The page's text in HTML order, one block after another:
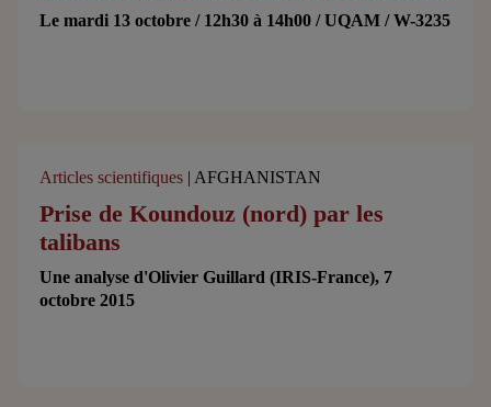
Le mardi 13 octobre / 12h30 à 14h00 / UQAM / W-3235
Articles scientifiques | AFGHANISTAN
Prise de Koundouz (nord) par les
talibans
Une analyse d'Olivier Guillard (IRIS-France), 7
octobre 2015